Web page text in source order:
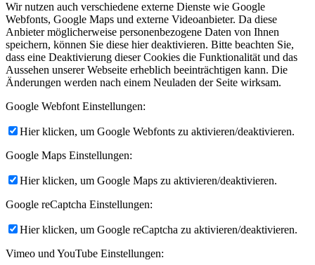
Wir nutzen auch verschiedene externe Dienste wie Google
Webfonts, Google Maps und externe Videoanbieter. Da diese
Anbieter möglicherweise personenbezogene Daten von Ihnen
speichern, können Sie diese hier deaktivieren. Bitte beachten Sie,
dass eine Deaktivierung dieser Cookies die Funktionalität und das
Aussehen unserer Webseite erheblich beeinträchtigen kann. Die
Änderungen werden nach einem Neuladen der Seite wirksam.
Google Webfont Einstellungen:
Hier klicken, um Google Webfonts zu aktivieren/deaktivieren.
Google Maps Einstellungen:
Hier klicken, um Google Maps zu aktivieren/deaktivieren.
Google reCaptcha Einstellungen:
Hier klicken, um Google reCaptcha zu aktivieren/deaktivieren.
Vimeo und YouTube Einstellungen: